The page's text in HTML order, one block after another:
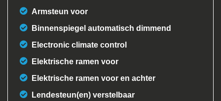
Armsteun voor
Binnenspiegel automatisch dimmend
Electronic climate control
Elektrische ramen voor
Elektrische ramen voor en achter
Lendesteun(en) verstelbaar